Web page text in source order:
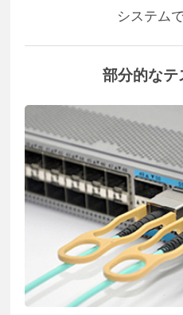
システム
部分的な